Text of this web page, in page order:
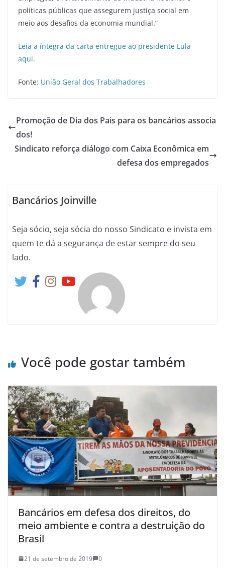
políticas públicas que assegurem justiça social em
meio aos desafios da economia mundial.”
Leia a íntegra da carta entregue ao presidente Lula
aqui.
Fonte: União Geral dos Trabalhadores
Promoção de Dia dos Pais para os bancários associa
dos!
Sindicato reforça diálogo com Caixa Econômica em
defesa dos empregados
Bancários Joinville
Seja sócio, seja sócia do nosso Sindicato e invista em
quem te dá a segurança de estar sempre do seu
lado.
Você pode gostar também
Bancários em defesa dos direitos, do
meio ambiente e contra a destruição do
Brasil
21 de setembro de 2019 0